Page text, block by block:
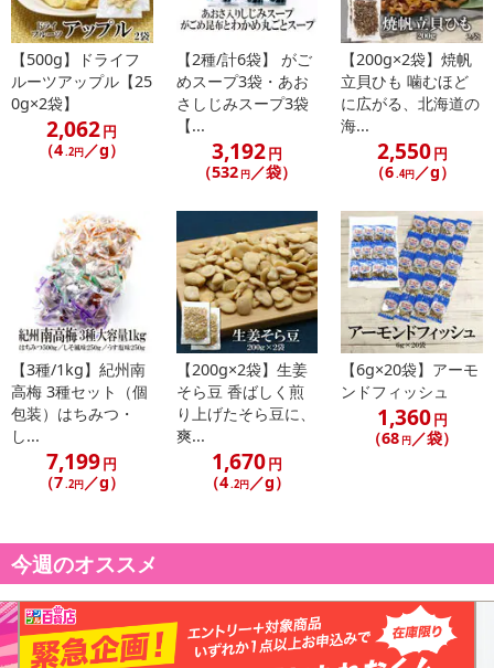
【500g】ドライフ
ルーツアップル【25
0g×2袋】
2,062円
（4.2円／g）
【2種/計6袋】 がご
めスープ3袋・あお
さしじみスープ3袋
【...
3,192円
（532 円／袋）
【200g×2袋】焼帆
立貝ひも 噛むほど
に広がる、北海道の
海...
2,550円
（6.4円／g）
【3種/1kg】紀州南
高梅 3種セット（個
包装）はちみつ・
し...
7,199円
（7.2円／g）
【200g×2袋】生姜
そら豆 香ばしく煎
り上げたそら豆に、
爽...
1,670円
（4.2円／g）
【6g×20袋】アーモ
ンドフィッシュ
1,360円
（68 円／袋）
今週のオススメ